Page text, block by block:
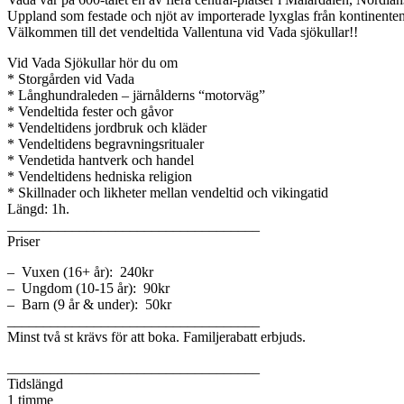
Uppland som festade och njöt av importerade lyxglas från
Välkommen till det vendeltida Vallentuna vid Vada sjökullar!!
Vid Vada Sjökullar hör du om
* Storgården vid Vada
* Långhundraleden – järnålderns “motorväg”
* Vendeltida fester och gåvor
* Vendeltidens jordbruk och kläder
* Vendeltidens begravningsritualer
* Vendetida hantverk och handel
* Vendeltidens hedniska religion
* Skillnader och likheter mellan vendeltid och vikingatid
Längd: 1h.
Priser
– Vuxen (16+ år): 240kr
– Ungdom (10-15 år): 90kr
– Barn (9 år & under): 50kr
Minst två st krävs för att boka. Familjerabatt erbjuds.
Tidslängd
1 timme